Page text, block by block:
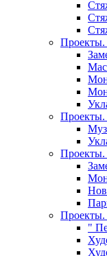
Проекты.
Проекты.
Проекты.
"